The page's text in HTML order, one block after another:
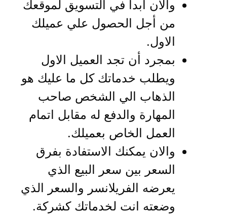
والان ابدأ في التسويق لموقعك
من أجل الحصول علي عميلك
الاول.
بمجرد أن تجد العميل الاول
ويطلب خدماتك كل ما عليك هو
الذهاب الي الشخص صاحب
المهارة والدفع له مقابل اتمام
العمل الخاص بعميلك.
والان يمكنك الاستفادة بفرق
السعر بين سعر البيع الذي
يعرضه الفريلانسر والسعر الذي
وضعته انت لخدماتك كشركة.